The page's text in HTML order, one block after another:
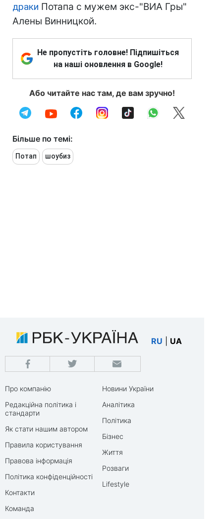
драки Потапа с мужем экс-"ВИА Гры"
Алены Винницкой.
Не пропустіть головне! Підпишіться
на наші оновлення в Google!
Або читайте нас там, де вам зручно!
Більше по темі:
Потап шоубиз
RU UA
Про компанію
Редакційна політика і
стандарти
Як стати нашим автором
Правила користування
Правова інформація
Політика конфіденційності
Контакти
Команда
Новини України
Аналітика
Політика
Бізнес
Життя
Розваги
Lifestyle